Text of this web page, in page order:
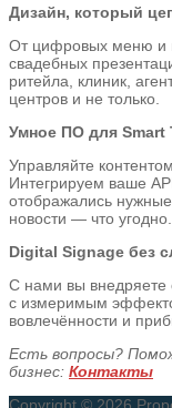
Дизайн, который
От цифровых меню и
свадебных
ритейла, клиник,
центров и не только.
Умное ПО для Smart
Управляйте
Интегрируем ваше
отображались
новости — что угодно.
Digital Signage без
С нами вы внедряете
с измеримым
вовлечённости и
Есть вопросы?
бизнес: Контакты
Copyright © 2026